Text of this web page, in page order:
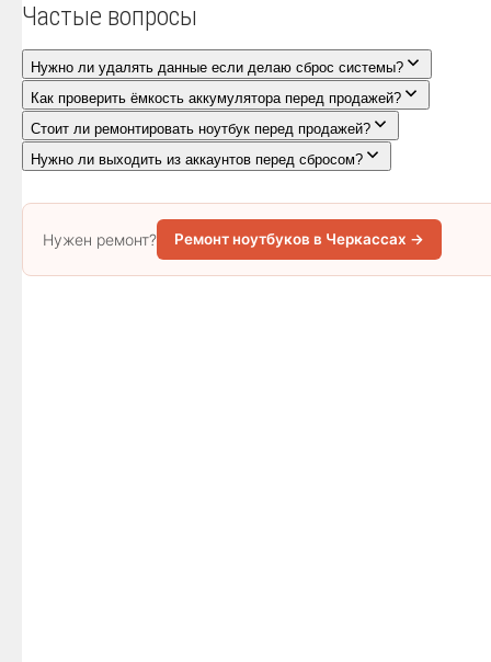
Частые вопросы
Нужно ли удалять данные если делаю сброс системы?
Как проверить ёмкость аккумулятора перед продажей?
Стоит ли ремонтировать ноутбук перед продажей?
Нужно ли выходить из аккаунтов перед сбросом?
Нужен ремонт? Ремонт ноутбуков в Черкассах →